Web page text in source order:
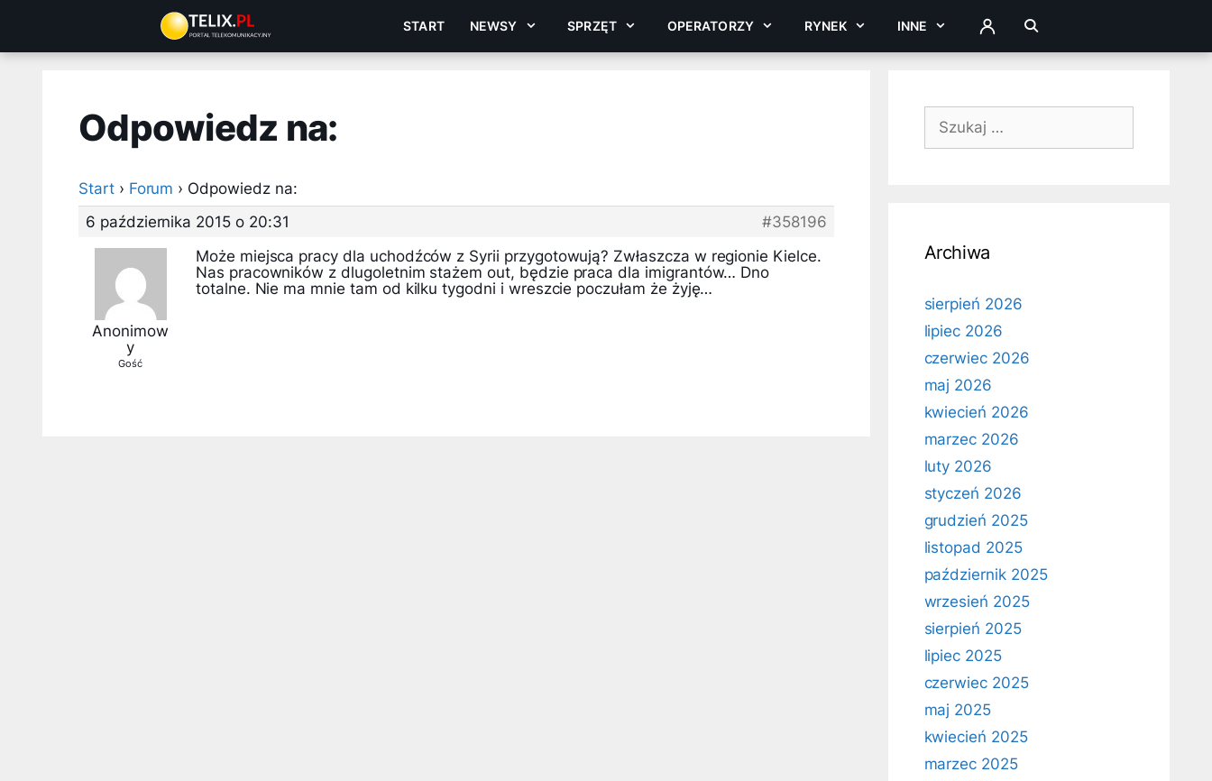
treści
START NEWSY SPRZĘT OPERATORZY RYNEK INNE ZALOGUJ
Odpowiedz na:
Start › Forum › Odpowiedz na:
6 października 2015 o 20:31
#358196
Anonimow
y
Gość
Może miejsca pracy dla uchodźców z Syrii przygotowują? Zwłaszcza w regionie Kielce.
Nas pracowników z dlugoletnim stażem out, będzie praca dla imigrantów… Dno
totalne. Nie ma mnie tam od kilku tygodni i wreszcie poczułam że żyję…
Szukaj:
Archiwa
sierpień 2026
lipiec 2026
czerwiec 2026
maj 2026
kwiecień 2026
marzec 2026
luty 2026
styczeń 2026
grudzień 2025
listopad 2025
październik 2025
wrzesień 2025
sierpień 2025
lipiec 2025
czerwiec 2025
maj 2025
kwiecień 2025
marzec 2025